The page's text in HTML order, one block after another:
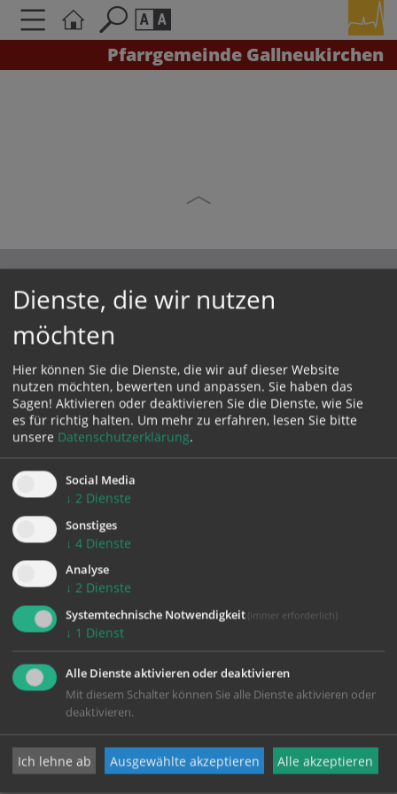
Pfarrgemeinde Gallneukirchen
A A A A A
Datenschutz
Pfarrplatz 1
4210 Gallneukirchen
Telefon:
07235/62309
pfarre.gallneukirchen@dioezese-linz.at
https://www.dioezese-linz.at/gallneukirchen
Notfallnummer (in besonders dringenden Fällen) 0676/8776
Dienste, die wir nutzen
möchten
Hier können Sie die Dienste, die wir auf dieser Website
nutzen möchten, bewerten und anpassen. Sie haben das
Sagen! Aktivieren oder deaktivieren Sie die Dienste, wie Sie
es für richtig halten. Um mehr zu erfahren, lesen Sie bitte
unsere Datenschutzerklärung.
Social Media
↓ 2 Dienste
Sonstiges
↓ 4 Dienste
Analyse
↓ 2 Dienste
Systemtechnische Notwendigkeit (immer erforderlich)
↓ 1 Dienst
Alle Dienste aktivieren oder deaktivieren
Mit diesem Schalter können Sie alle Dienste aktivieren oder
deaktivieren.
Ich lehne ab Ausgewählte akzeptieren Alle akzeptieren